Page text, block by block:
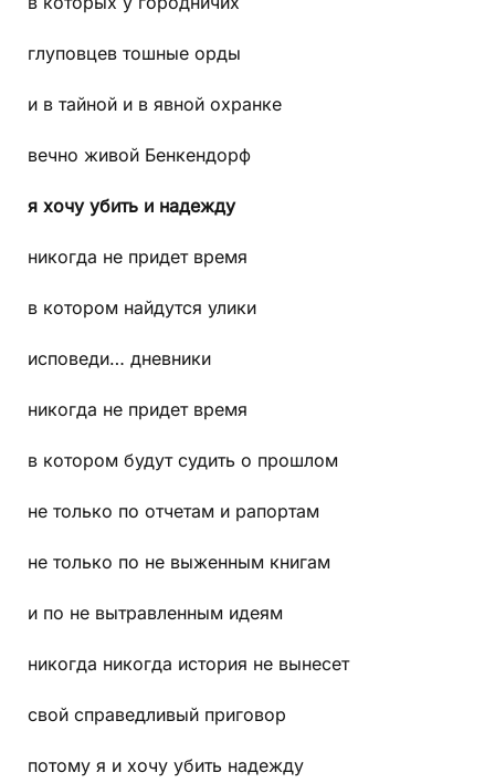
глуповцев тошные орды
и в тайной и в явной охранке
вечно живой Бенкендорф
я хочу убить и надежду
никогда не придет время
в котором найдутся улики
исповеди… дневники
никогда не придет время
в котором будут судить о прошлом
не только по отчетам и рапортам
не только по не выженным книгам
и по не вытравленным идеям
никогда никогда история не вынесет
свой справедливый приговор
потому я и хочу убить надежду